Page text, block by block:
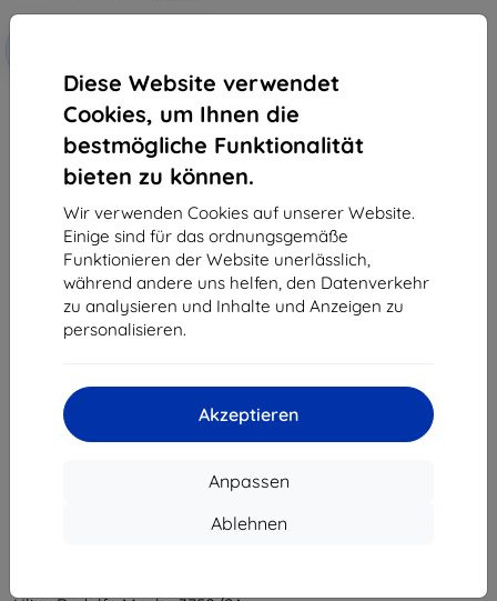
Diese Website verwendet
Cookies, um Ihnen die
bestmögliche Funktionalität
bieten zu können.
Wir verwenden Cookies auf unserer Website.
Einige sind für das ordnungsgemäße
Funktionieren der Website unerlässlich,
während andere uns helfen, den Datenverkehr
zu analysieren und Inhalte und Anzeigen zu
personalisieren.
Akzeptieren
Anpassen
Ablehnen
3mk Watch Protection
FlexibleGlass Hybrid Schutzglas
für Garmin Instinct Crossover
AMOLED
9,90 €
6,21 €
Letztes Stück auf Lager
1